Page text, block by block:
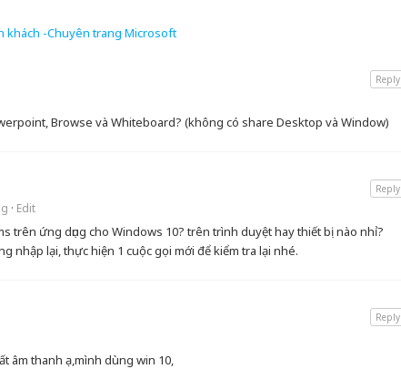
khách -Chuyên trang Microsoft
Browse và Whiteboard? (không có share Desktop và Window)
Reply
· Edit
trên ứng dụng cho Windows 10? trên trình duyệt hay thiết bị nào nhỉ?
nhập lại, thực hiện 1 cuộc gọi mới để kiểm tra lại nhé.
Reply
âm thanh ạ,mình dùng win 10,
Reply